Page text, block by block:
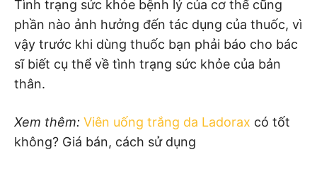
Tình trạng sức khỏe bệnh lý của cơ thể cũng
phần nào ảnh hưởng đến tác dụng của thuốc, vì
vậy trước khi dùng thuốc bạn phải báo cho bác
sĩ biết cụ thể về tình trạng sức khỏe của bản
thân.
Xem thêm: Viên uống trắng da Ladorax có tốt
không? Giá bán, cách sử dụng